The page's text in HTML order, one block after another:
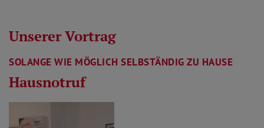
Unserer Vortrag
SOLANGE WIE MÖGLICH SELBSTÄNDIG ZU HAUSE
Hausnotruf